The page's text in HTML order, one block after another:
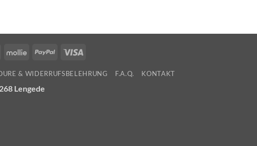
MaestroMollie PayPal
& WIDERRUFSBELEHRUNG F.A.Q. KONTAKT
Lengede